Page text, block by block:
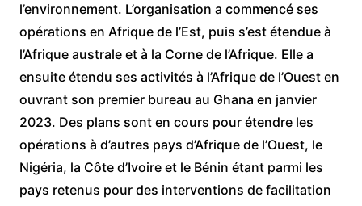
l’environnement. L’organisation a commencé ses
opérations en Afrique de l’Est, puis s’est étendue à
l’Afrique australe et à la Corne de l’Afrique. Elle a
ensuite étendu ses activités à l’Afrique de l’Ouest en
ouvrant son premier bureau au Ghana en janvier
2023. Des plans sont en cours pour étendre les
opérations à d’autres pays d’Afrique de l’Ouest, le
Nigéria, la Côte d’Ivoire et le Bénin étant parmi les
pays retenus pour des interventions de facilitation